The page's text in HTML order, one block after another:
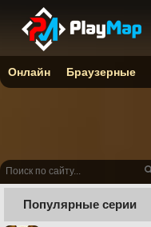
Популярные серии
Онлайн Браузерные